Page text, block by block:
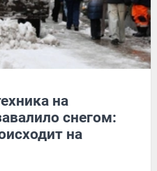
на
снегом:
на